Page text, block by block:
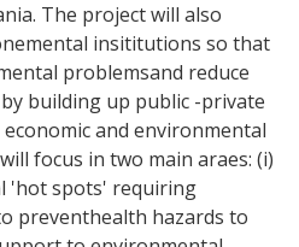
The project will also
insititutions so that
problemsand reduce
building up public -private
and environmental
focus in two main araes: (i)
'hot spots' requiring
preventhealth hazards to